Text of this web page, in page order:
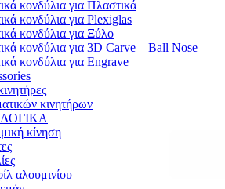
κονδύλια για Πλαστικά
κονδύλια για Plexiglas
κονδύλια για Ξύλο
κονδύλια για 3D Carve – Ball Nose
κονδύλια για Engrave
κινητήρων
κίνηση
αλουμινίου